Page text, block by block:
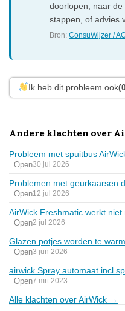
doorlopen, naar de
stappen, of advies
Bron:ConsuWijzer /
Ik heb dit probleem ook
Andere klachten over
Probleem met spuitbus
Open30 jul 2026
Problemen met geurkaarsen
Open12 jul 2026
AirWick Freshmatic werkt
Open2 jul 2026
Glazen potjes worden te warm
Open3 jun 2026
airwick Spray automaat incl
Open7 mrt 2023
Alle klachten over AirWick →